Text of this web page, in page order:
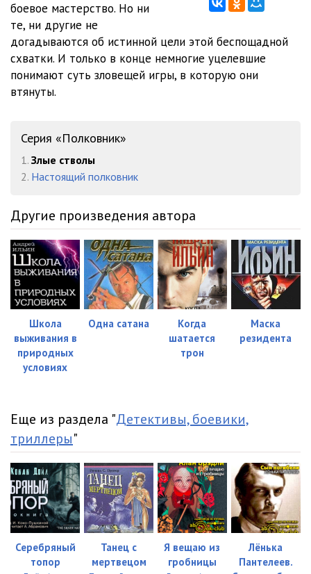
Глава 19
Глава 20 09:43
Глава 22
Глава 26
Глава 29, 30 12:44
Глава 31 10:41
Глава 32
Глава 33 23:01
Глава 34
Глава 36
Глава 38 13:06
Глава 39 11:13
Глава 40
Глава 41 05:35
боевое мастерство. Но ни
те, ни другие не
догадываются об истинной цели этой беспощадной
схватки. И только в конце немногие уцелевшие
понимают суть зловещей игры, в которую они
втянуты.
Серия «Полковник»
1. Злые стволы
2. Настоящий полковник
Другие произведения автора
Школа
выживания в
природных
условиях
Одна сатана
Когда
шатается
трон
Маска
резидента
Еще из раздела "Детективы, боевики,
триллеры"
Серебряный
топор
Танец с
мертвецом
Я вещаю из
гробницы
Лёнька
Пантелеев.